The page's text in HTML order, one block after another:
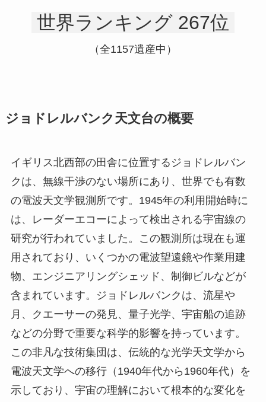
世界ランキング 267位
（全1157遺産中）
ジョドレルバンク天文台の概要
イギリス北西部の田舎に位置するジョドレルバン
クは、無線干渉のない場所にあり、世界でも有数
の電波天文学観測所です。1945年の利用開始時に
は、レーダーエコーによって検出される宇宙線の
研究が行われていました。この観測所は現在も運
用されており、いくつかの電波望遠鏡や作業用建
物、エンジニアリングシェッド、制御ビルなどが
含まれています。ジョドレルバンクは、流星や
月、クエーサーの発見、量子光学、宇宙船の追跡
などの分野で重要な科学的影響を持っています。
この非凡な技術集団は、伝統的な光学天文学から
電波天文学への移行（1940年代から1960年代）を
示しており、宇宙の理解において根本的な変化を